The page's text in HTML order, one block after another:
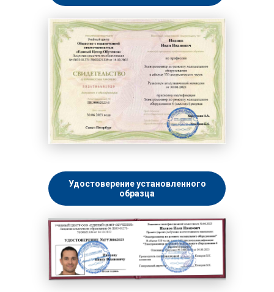
Удостоверение установленного
образца